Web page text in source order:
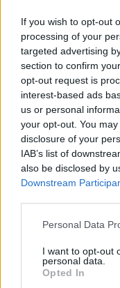
If you wish to opt-out
processing of your
targeted advertising
section to confirm
opt-out request is
interest-based ads
us or personal
your opt-out. You
disclosure of your
IAB’s list of
also be disclosed by
Downstream
Please note that this
not limited to your
grant or deny
use your data for
Personal Data
I want to opt-out
personal data.
Opted In
όσους είχαν
παραπέμπουν σε